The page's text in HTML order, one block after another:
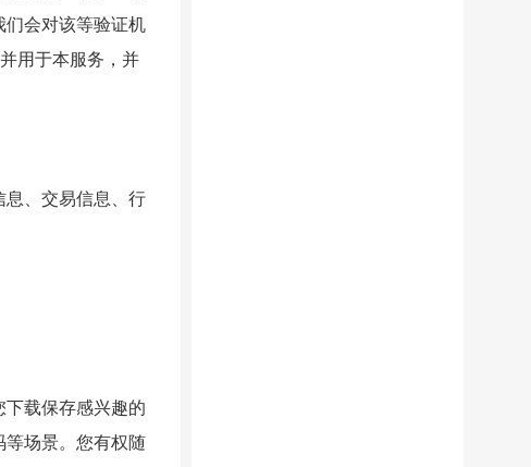
们会对该等验证机
用于本服务，并
息、交易信息、行
载保存感兴趣的
等场景。您有权随